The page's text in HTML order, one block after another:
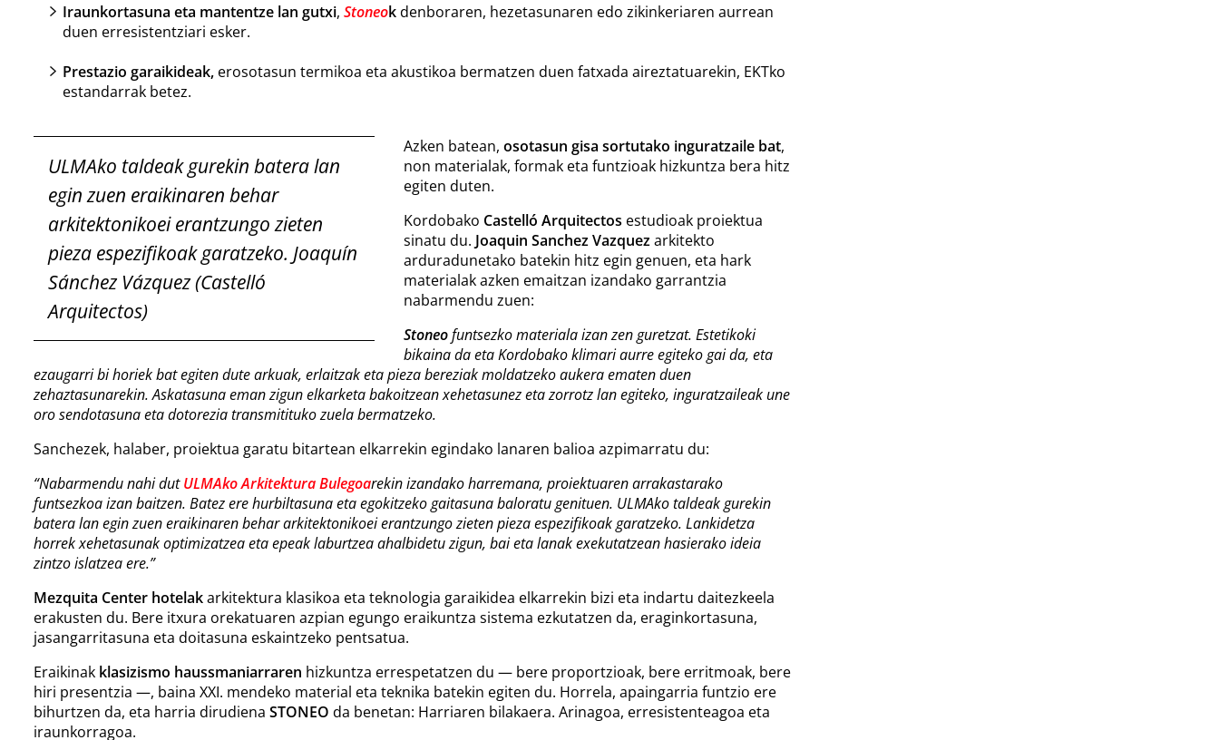
Iraunkortasuna eta mantentze lan gutxi, Stoneokdenboraren, hezetasunaren edo zikinkeriaren aurrean
duen erresistentziari esker.
Prestazio garaikideak, erosotasun termikoa eta akustikoa bermatzen duen fatxada aireztatuarekin, EKTko
estandarrak betez.
ULMAko taldeak gurekin batera lan
egin zuen eraikinaren behar
arkitektonikoei erantzungo zieten
pieza espezifikoak garatzeko. Joaquín
Sánchez Vázquez (Castelló
Arquitectos)
Azken batean,osotasun gisa sortutako inguratzaile bat,
non materialak, formak eta funtzioak hizkuntza bera hitz
egiten duten.
Kordobako Castelló Arquitectos estudioak proiektua
sinatu du. Joaquin Sanchez Vazquezarkitekto
arduradunetako batekin hitz egin genuen, eta hark
materialak azken emaitzan izandako garrantzia
nabarmendu zuen:
Stoneofuntsezko materiala izan zen guretzat. Estetikoki
bikaina da eta Kordobako klimari aurre egiteko gai da, eta
ezaugarri bi horiek bat egiten dute arkuak, erlaitzak eta pieza bereziak moldatzeko aukera ematen duen
zehaztasunarekin. Askatasuna eman zigun elkarketa bakoitzean xehetasunez eta zorrotz lan egiteko, inguratzaileak une
oro sendotasuna eta dotorezia transmitituko zuela bermatzeko.
Sanchezek, halaber, proiektua garatu bitartean elkarrekin egindako lanaren balioa azpimarratu du:
“Nabarmendu nahi dutULMAko Arkitektura Bulegoarekin izandako harremana, proiektuaren arrakastarako
funtsezkoa izan baitzen. Batez ere hurbiltasuna eta egokitzeko gaitasuna baloratu genituen. ULMAko taldeak gurekin
batera lan egin zuen eraikinaren behar arkitektonikoei erantzungo zieten pieza espezifikoak garatzeko. Lankidetza
horrek xehetasunak optimizatzea eta epeak laburtzea ahalbidetu zigun, bai eta lanak exekutatzean hasierako ideia
zintzo islatzea ere.”
Mezquita Center hotelakarkitektura klasikoa eta teknologia garaikidea elkarrekin bizi eta indartu daitezkeela
erakusten du. Bere itxura orekatuaren azpian egungo eraikuntza sistema ezkutatzen da, eraginkortasuna,
jasangarritasuna eta doitasuna eskaintzeko pentsatua.
Eraikinak klasizismo haussmaniarraren hizkuntza errespetatzen du — bere proportzioak, bere erritmoak, bere
hiri presentzia —, baina XXI. mendeko material eta teknika batekin egiten du. Horrela, apaingarria funtzio ere
bihurtzen da, eta harria dirudiena STONEO da benetan: Harriaren bilakaera. Arinagoa, erresistenteagoa eta
iraunkorragoa.